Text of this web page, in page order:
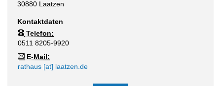
30880 Laatzen
Kontaktdaten
Telefon:
0511 8205-9920
E-Mail:
rathaus [at] laatzen.de